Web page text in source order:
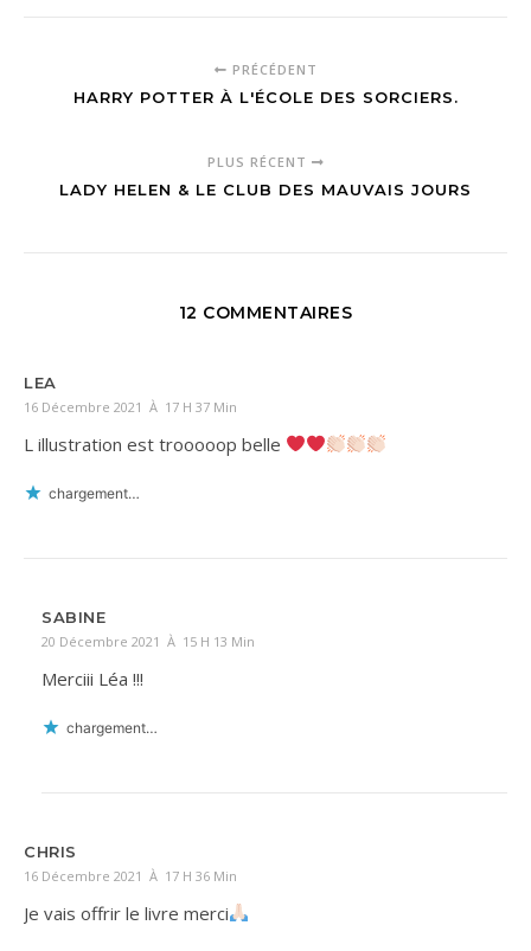
PRÉCÉDENT
HARRY POTTER À L'ÉCOLE DES SORCIERS.
PLUS RÉCENT
LADY HELEN & LE CLUB DES MAUVAIS JOURS
12 COMMENTAIRES
LEA
16 Décembre 2021 À 17 H 37 Min
L illustration est trooooop belle
chargement…
SABINE
20 Décembre 2021 À 15 H 13 Min
Merciii Léa !!!
chargement…
CHRIS
16 Décembre 2021 À 17 H 36 Min
Je vais offrir le livre merci